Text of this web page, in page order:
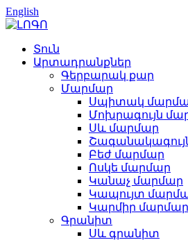
English
Տուն
Արտադրանքներ
Գերբարակ քար
Մարմար
Սպիտակ
Մոխրագույն
Սև մարմար
Բեժ մարմար
Ոսկե մարմար
Կանաչ մարմար
Կապույտ
Կարմիր մարմար
Գրանիտ
Սև գրանիտ